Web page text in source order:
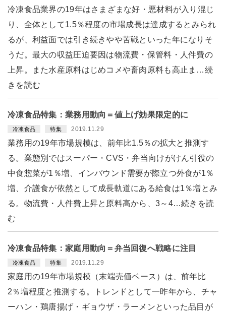
冷凍食品業界の19年はさまざまな好・悪材料が入り混じ
り、全体として1.5％程度の市場成長は達成するとみられ
るが、利益面では引き続きやや苦戦といった年になりそ
うだ。最大の収益圧迫要因は物流費・保管料・人件費の
上昇。また水産原料はじめコメや畜肉原料も高止ま…続
きを読む
冷凍食品特集：業務用動向＝値上げ効果限定的に
冷凍食品 特集 2019.11.29
業務用の19年市場規模は、前年比1.5％の拡大と推測す
る。業態別ではスーパー・CVS・弁当向けがけん引役の
中食惣菜が1％増、インバウンド需要が際立つ外食が1％
増、介護食が依然として成長軌道にある給食は1％増とみ
る。物流費・人件費上昇と原料高から、3～4…続きを読
む
冷凍食品特集：家庭用動向＝弁当回復へ戦略に注目
冷凍食品 特集 2019.11.29
家庭用の19年市場規模（末端売価ベース）は、前年比
2％増程度と推測する。トレンドとして一昨年から、チャ
ーハン・鶏唐揚げ・ギョウザ・ラーメンといった品目が